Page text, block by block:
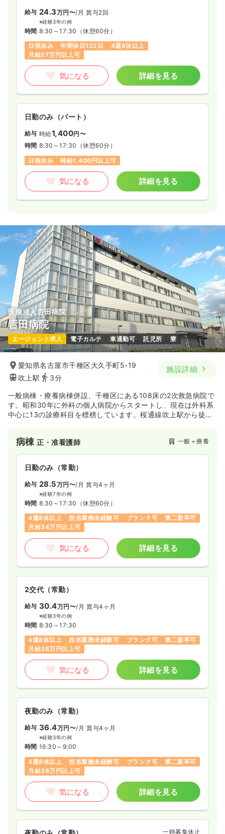
給与 24.3万円〜/月 賞与2回
※経験3年の例
時間 8:30～17:30 （休憩60分）
日祝休み
年間休日122日
4週8休以上
月給27万円以上可
気になる 詳細を見る
日勤のみ（パート）
給与 時給1,400円〜
時間 8:30～17:30 （休憩60分）
日祝休み
時給1,400円以上可
気になる 詳細を見る
医療法人𠮷田病院
𠮷田病院
エージェント求人 電子カルテ 車通勤可 託児所 寮
愛知県名古屋市千種区大久手町5-19
吹上駅
3分
施設詳細
一般病棟・療養病棟併設、千種区にある108床の2次救急病院で
す。昭和30年に外科の個人病院からスタートし、現在は外科系
中心に13の診療科目を標榜しています。桜通線吹上駅から徒歩
病棟正・准看護師 一般＋療養
日勤のみ（常勤）
給与 28.5万円〜/月 賞与4ヶ月
※経験7年の例
時間 8:30～17:30 （休憩60分）
4週8休以上
担当業務未経験可 ブランク可
第二新卒可
月給34万円以上可
気になる 詳細を見る
2交代（常勤）
給与 30.4万円〜/月 賞与4ヶ月
※経験3年の例
時間 8:30～17:30
4週8休以上
担当業務未経験可 ブランク可
第二新卒可
月給38万円以上可
気になる 詳細を見る
夜勤のみ（常勤）
給与 36.4万円〜/月 賞与4ヶ月
※経験3年の例
時間 16:30～9:00
4週8休以上
担当業務未経験可 ブランク可
第二新卒可
月給36万円以上可
気になる 詳細を見る
一時募集休止